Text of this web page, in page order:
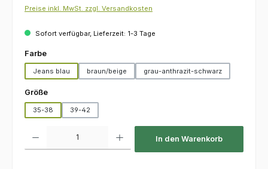
Preise inkl. MwSt. zzgl. Versandkosten
Sofort verfügbar, Lieferzeit: 1-3 Tage
Farbeauswählen
Jeans blau braun/beige grau-anthrazit-schwarz
Größeauswählen
35-38 39-42
In den Warenkorb